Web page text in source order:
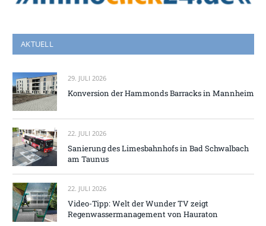
AKTUELL
29. JULI 2026
Konversion der Hammonds Barracks in Mannheim
22. JULI 2026
Sanierung des Limesbahnhofs in Bad Schwalbach
am Taunus
22. JULI 2026
Video-Tipp: Welt der Wunder TV zeigt
Regenwassermanagement von Hauraton